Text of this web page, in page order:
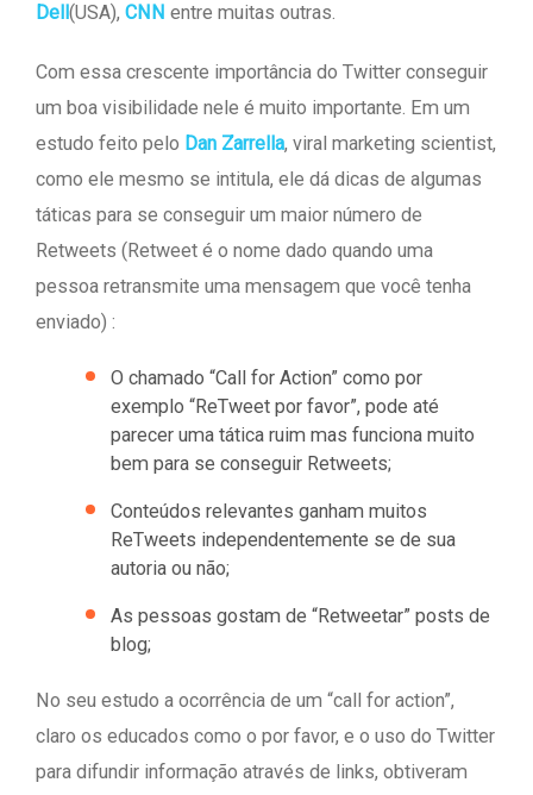
Dell(USA), CNN entre muitas outras.
Com essa crescente importância do Twitter conseguir
um boa visibilidade nele é muito importante. Em um
estudo feito pelo Dan Zarrella, viral marketing scientist,
como ele mesmo se intitula, ele dá dicas de algumas
táticas para se conseguir um maior número de
Retweets (Retweet é o nome dado quando uma
pessoa retransmite uma mensagem que você tenha
enviado) :
O chamado “Call for Action” como por
exemplo “ReTweet por favor”, pode até
parecer uma tática ruim mas funciona muito
bem para se conseguir Retweets;
Conteúdos relevantes ganham muitos
ReTweets independentemente se de sua
autoria ou não;
As pessoas gostam de “Retweetar” posts de
blog;
No seu estudo a ocorrência de um “call for action”,
claro os educados como o por favor, e o uso do Twitter
para difundir informação através de links, obtiveram